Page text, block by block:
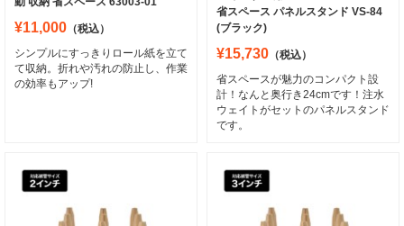
¥11,000 （税込）
シンプルにすっきりロール紙を立て
て収納。折れや汚れの防止し、作業
の効率もアップ!
省スペース パネルスタンド VS-84
(ブラック)
¥15,730 （税込）
省スペースが魅力のコンパクト設
計！なんと奥行き24cmです！注水
ウェイトがセットのパネルスタンド
です。